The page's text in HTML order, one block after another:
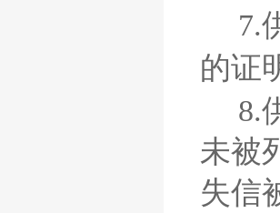
7.
的证
8.
未被
失信